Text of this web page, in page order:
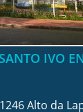
IVO
Alto da